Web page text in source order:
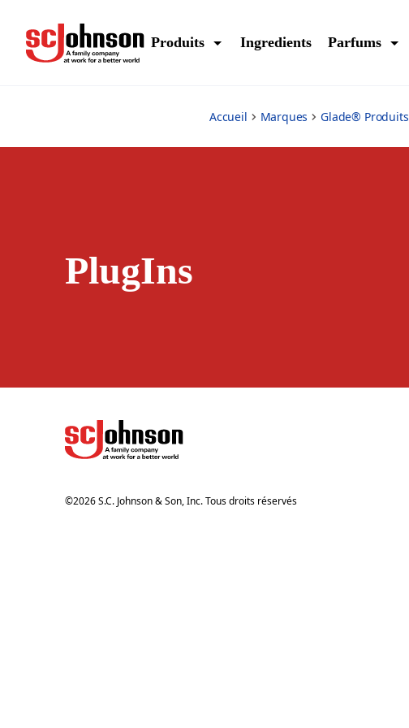
Produits Ingredients Parfums
Accueil Marques Glade® Produits
PlugIns
©2026S.C. Johnson & Son, Inc. Tous droits réservés